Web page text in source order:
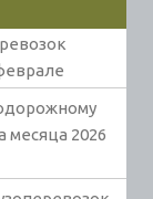
месяца 2026